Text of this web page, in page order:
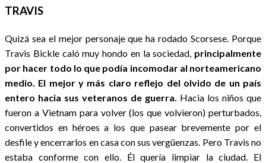
TRAVIS
Quizá sea el mejor personaje que ha rodado Scorsese. Porque
Travis Bickle caló muy hondo en la sociedad, principalmente
por hacer todo lo que podía incomodar al norteamericano
medio. El mejor y más claro reflejo del olvido de un país
entero hacia sus veteranos de guerra. Hacia los niños que
fueron a Vietnam para volver (los que volvieron) perturbados,
convertidos en héroes a los que pasear brevemente por el
desfile y encerrarlos en casa con sus vergüenzas. Pero Travis no
estaba conforme con ello. Él quería limpiar la ciudad. El